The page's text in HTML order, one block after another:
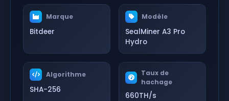
Marque
Bitdeer
Modèle
SealMiner A3 Pro
Hydro
Algorithme
SHA-256
Taux de
hachage
660TH/s